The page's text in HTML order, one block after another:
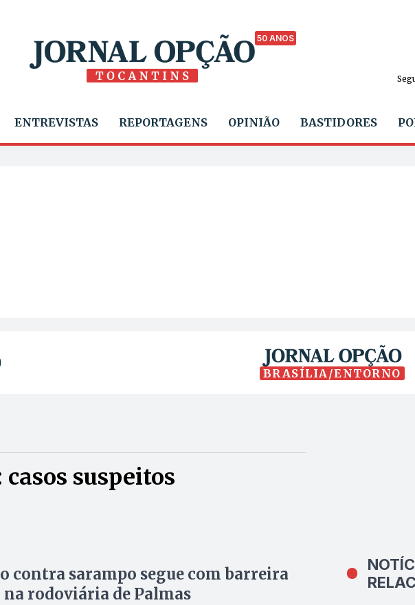
50 ANOS
ENTREVISTAS REPORTAGENS OPINIÃO BASTIDORES
BRASÍLIA/ENTORNO
suspeitos
contra sarampo segue com barreira
rodoviária de Palmas